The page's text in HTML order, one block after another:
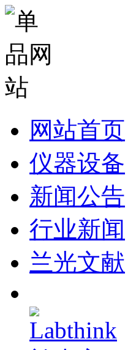
网站首页
仪器设备
新闻公告
行业新闻
兰光文献